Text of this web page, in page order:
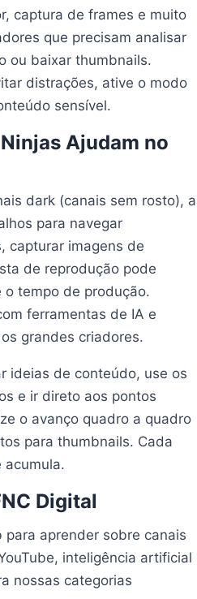
captura de frames e muito
que precisam analisar
ou baixar thumbnails.
distrações, ative o modo
sensível.
Ajudam no
dark (canais sem rosto), a
para navegar
capturar imagens de
de reprodução pode
tempo de produção.
ferramentas de IA e
grandes criadores.
ideias de conteúdo, use os
e ir direto aos pontos
o avanço quadro a quadro
para thumbnails. Cada
acumula.
Digital
para aprender sobre canais
inteligência artificial
nossas categorias